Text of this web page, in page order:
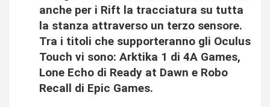
anche per i Rift la tracciatura su tutta
la stanza attraverso un terzo sensore.
Tra i titoli che supporteranno gli Oculus
Touch vi sono: Arktika 1 di 4A Games,
Lone Echo di Ready at Dawn e Robo
Recall di Epic Games.